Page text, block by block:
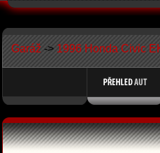
Garáž -> 1996 Honda Civic